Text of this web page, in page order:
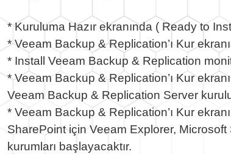
* Kuruluma Hazır ekranında ( Ready to
* Veeam Backup & Replication’ı Kur
* Install Veeam Backup & Replication
* Veeam Backup & Replication’ı Kur
Veeam Backup & Replication Server
* Veeam Backup & Replication’ı Kur
SharePoint için Veeam Explorer,
kurumları başlayacaktır.